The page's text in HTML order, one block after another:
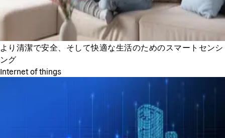
より清潔で安全、そして快適な生活のためのスマートセンシ
ング
Internet of things